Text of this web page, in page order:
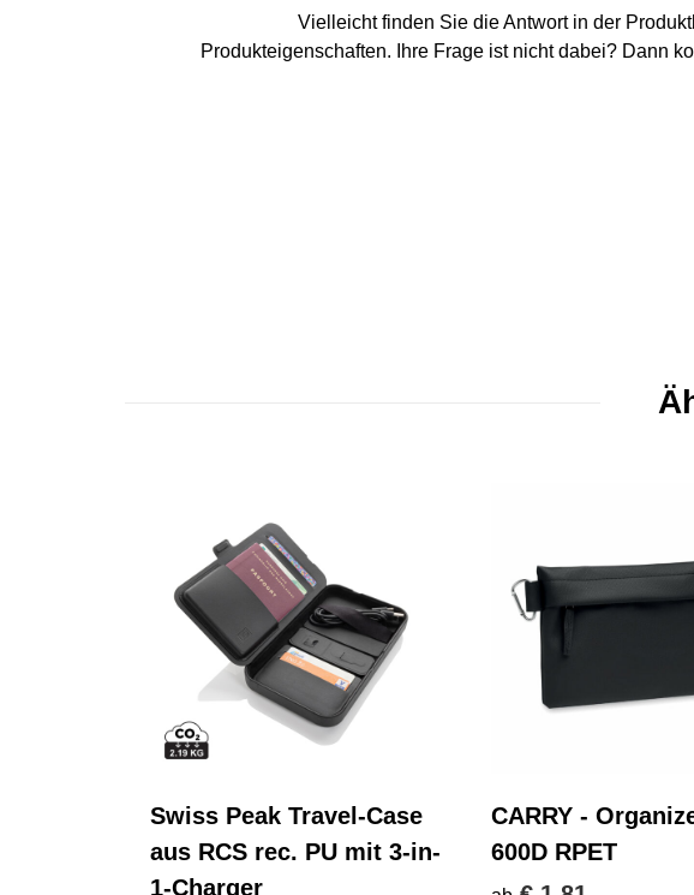
Vielleicht finden Sie die Antwort in der
Produkteigenschaften. Ihre Frage ist nicht dabei? Dann
Swiss Peak Travel-Case
aus RCS rec. PU mit 3-in-
1-Charger
CARRY -
600D RPET